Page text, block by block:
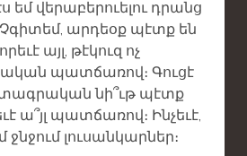
T
եմ վերաբերուելու դրանց
արդեօք պէտք են
այլ, թէկուզ ոչ
պատճառով։ Գուցէ
նի՞ւթ պէտք
ա՞յլ պատճառով։ Ինչեւէ,
ջնջում լուսանկարներ։